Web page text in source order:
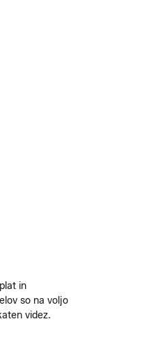
in
so na voljo
videz.